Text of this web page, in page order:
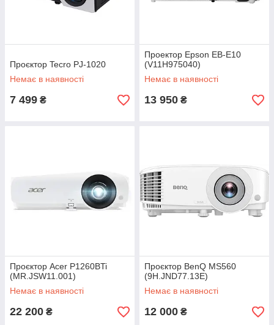
Проєктор Tecro PJ-1020
Немає в наявності
7 499 ₴
Проектор Epson EB-E10
(V11H975040)
Немає в наявності
13 950 ₴
Проєктор Acer P1260BTi
(MR.JSW11.001)
Немає в наявності
22 200 ₴
Проєктор BenQ MS560
(9H.JND77.13E)
Немає в наявності
12 000 ₴